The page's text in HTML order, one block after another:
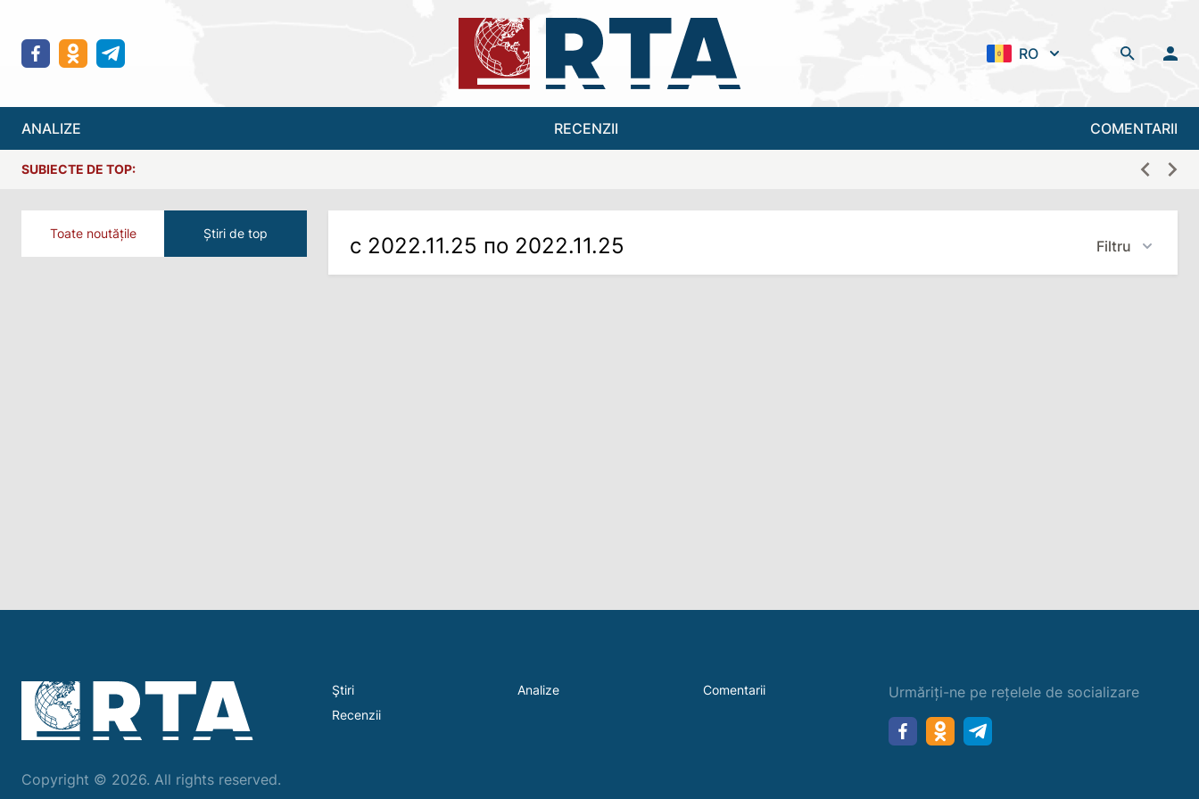
RO
ANALIZE RECENZII COMENTARII
SUBIECTE DE TOP:
Toate noutățile Știri de top с 2022.11.25 по 2022.11.25 Filtru
Copyright © 2026. All rights reserved.
Ştiri Analize
Comentarii
Recenzii
Urmăriți-ne pe rețelele de socializare